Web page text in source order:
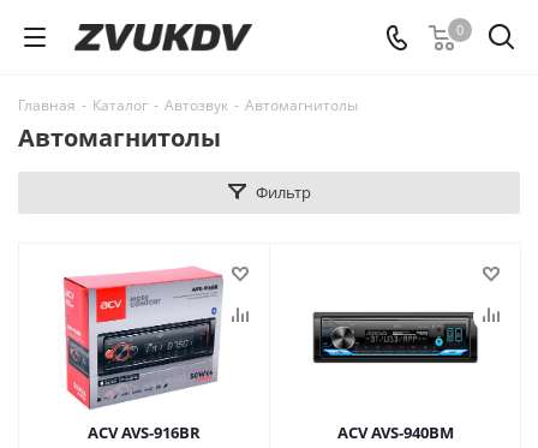
0
Главная - Каталог - Автозвук - Автомагнитолы
Автомагнитолы
Фильтр
ACV AVS-916BR ACV AVS-940BM